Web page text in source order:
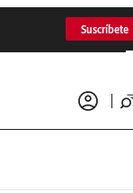
Suscríbete